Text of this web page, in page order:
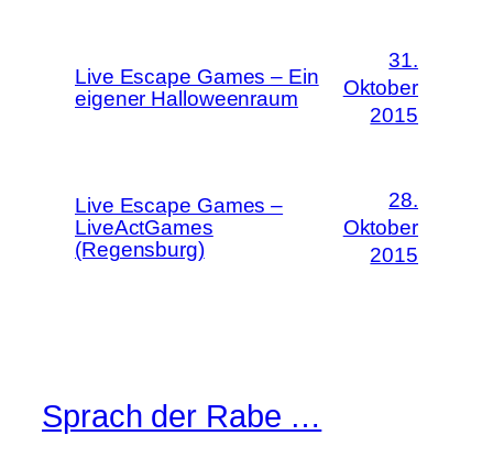
Live Escape Games – Ein
eigener Halloweenraum
31.
Oktober
2015
Live Escape Games –
LiveActGames
(Regensburg)
28.
Oktober
2015
Sprach der Rabe …